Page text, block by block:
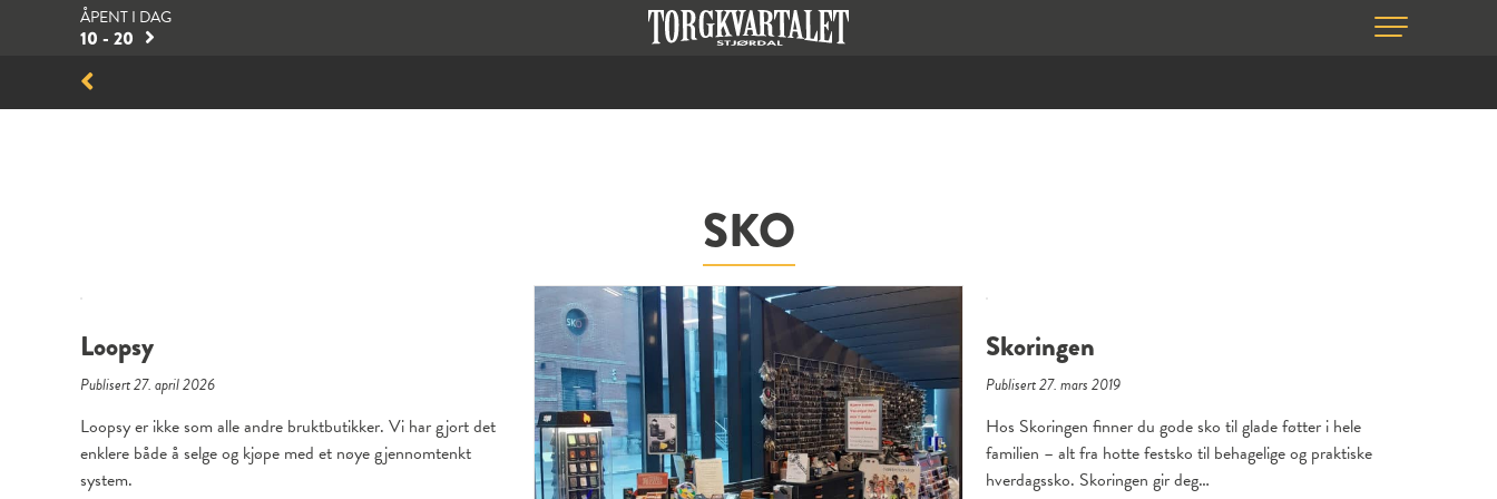
ÅPENT I DAG
10 - 20
SKO
Loopsy
Publisert 27. april 2026
Loopsy er ikke som alle andre bruktbutikker. Vi har gjort det
enklere både å selge og kjøpe med et nøye gjennomtenkt
system.
Skoringen
Publisert 27. mars 2019
Hos Skoringen finner du gode sko til glade føtter i hele
familien – alt fra hotte festsko til behagelige og praktiske
hverdagssko. Skoringen gir deg…